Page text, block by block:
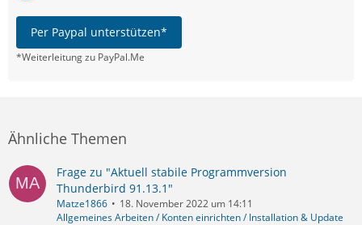
Per Paypal unterstützen*
*Weiterleitung zu PayPal.Me
Ähnliche Themen
Frage zu "Aktuell stabile Programmversion
Thunderbird 91.13.1"
Matze1866
18. November 2022 um 14:11
Allgemeines Arbeiten / Konten einrichten / Installation & Update